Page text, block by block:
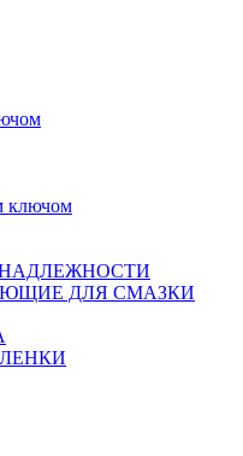
ключом
ДЛЯ СМАЗКИ